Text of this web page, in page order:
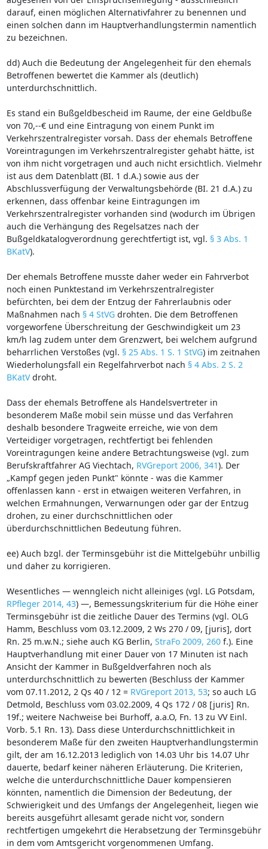
darauf, einen möglichen Alternativfahrer zu benennen und
einen solchen dann im Hauptverhandlungstermin namentlich
zu bezeichnen.
dd) Auch die Bedeutung der Angelegenheit für den ehemals
Betroffenen bewertet die Kammer als (deutlich)
unterdurchschnittlich.
Es stand ein Bußgeldbescheid im Raume, der eine Geldbuße
von 70,--€ und eine Eintragung von einem Punkt im
Verkehrszentralregister vorsah. Dass der ehemals Betroffene
Voreintragungen im Verkehrszentralregister gehabt hätte, ist
von ihm nicht vorgetragen und auch nicht ersichtlich. Vielmehr
ist aus dem Datenblatt (BI. 1 d.A.) sowie aus der
Abschlussverfügung der Verwaltungsbehörde (BI. 21 d.A.) zu
erkennen, dass offenbar keine Eintragungen im
Verkehrszentralregister vorhanden sind (wodurch im Übrigen
auch die Verhängung des Regelsatzes nach der
Bußgeldkatalogverordnung gerechtfertigt ist, vgl. § 3 Abs. 1
BKatV).
Der ehemals Betroffene musste daher weder ein Fahrverbot
noch einen Punktestand im Verkehrszentralregister
befürchten, bei dem der Entzug der Fahrerlaubnis oder
Maßnahmen nach § 4 StVGdrohten. Die dem Betroffenen
vorgeworfene Überschreitung der Geschwindigkeit um 23
km/h lag zudem unter dem Grenzwert, bei welchem aufgrund
beharrlichen Verstoßes (vgl. § 25 Abs. 1 S. 1 StVG) im zeitnahen
Wiederholungsfall ein Regelfahrverbot nach § 4 Abs. 2 S. 2
BKatVdroht.
Dass der ehemals Betroffene als Handelsvertreter in
besonderem Maße mobil sein müsse und das Verfahren
deshalb besondere Tragweite erreiche, wie von dem
Verteidiger vorgetragen, rechtfertigt bei fehlenden
Voreintragungen keine andere Betrachtungsweise (vgl. zum
Berufskraftfahrer AG Viechtach, RVGreport 2006, 341). Der
„Kampf gegen jeden Punkt" könnte - was die Kammer
offenlassen kann - erst in etwaigen weiteren Verfahren, in
welchen Ermahnungen, Verwarnungen oder gar der Entzug
drohen, zu einer durchschnittlichen oder
überdurchschnittlichen Bedeutung führen.
ee) Auch bzgl. der Terminsgebühr ist die Mittelgebühr unbillig
und daher zu korrigieren.
Wesentliches — wenngleich nicht alleiniges (vgl. LG Potsdam,
RPfleger 2014, 43) —, Bemessungskriterium für die Höhe einer
Terminsgebühr ist die zeitliche Dauer des Termins (vgl. OLG
Hamm, Beschluss vom 03.12.2009, 2 Ws 270 / 09, [juris], dort
Rn. 25 m.w.N.; siehe auch KG Berlin, StraFo 2009, 260f.). Eine
Hauptverhandlung mit einer Dauer von 17 Minuten ist nach
Ansicht der Kammer in Bußgeldverfahren noch als
unterdurchschnittlich zu bewerten (Beschluss der Kammer
vom 07.11.2012, 2 Qs 40 / 12 = RVGreport 2013, 53; so auch LG
Detmold, Beschluss vom 03.02.2009, 4 Qs 172 / 08 [juris] Rn.
19f.; weitere Nachweise bei Burhoff, a.a.O, Fn. 13 zu VV Einl.
Vorb. 5.1 Rn. 13). Dass diese Unterdurchschnittlichkeit in
besonderem Maße für den zweiten Hauptverhandlungstermin
gilt, der am 16.12.2013 lediglich von 14.03 Uhr bis 14.07 Uhr
dauerte, bedarf keiner näheren Erläuterung. Die Kriterien,
welche die unterdurchschnittliche Dauer kompensieren
könnten, namentlich die Dimension der Bedeutung, der
Schwierigkeit und des Umfangs der Angelegenheit, liegen wie
bereits ausgeführt allesamt gerade nicht vor, sondern
rechtfertigen umgekehrt die Herabsetzung der Terminsgebühr
in dem vom Amtsgericht vorgenommenen Umfang.